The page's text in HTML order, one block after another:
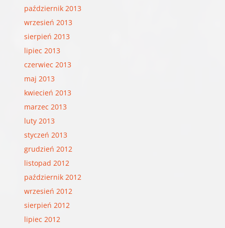
październik 2013
wrzesień 2013
sierpień 2013
lipiec 2013
czerwiec 2013
maj 2013
kwiecień 2013
marzec 2013
luty 2013
styczeń 2013
grudzień 2012
listopad 2012
październik 2012
wrzesień 2012
sierpień 2012
lipiec 2012